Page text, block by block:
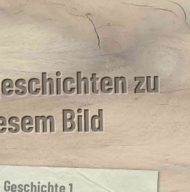
zu
Bild
Geschichte 1